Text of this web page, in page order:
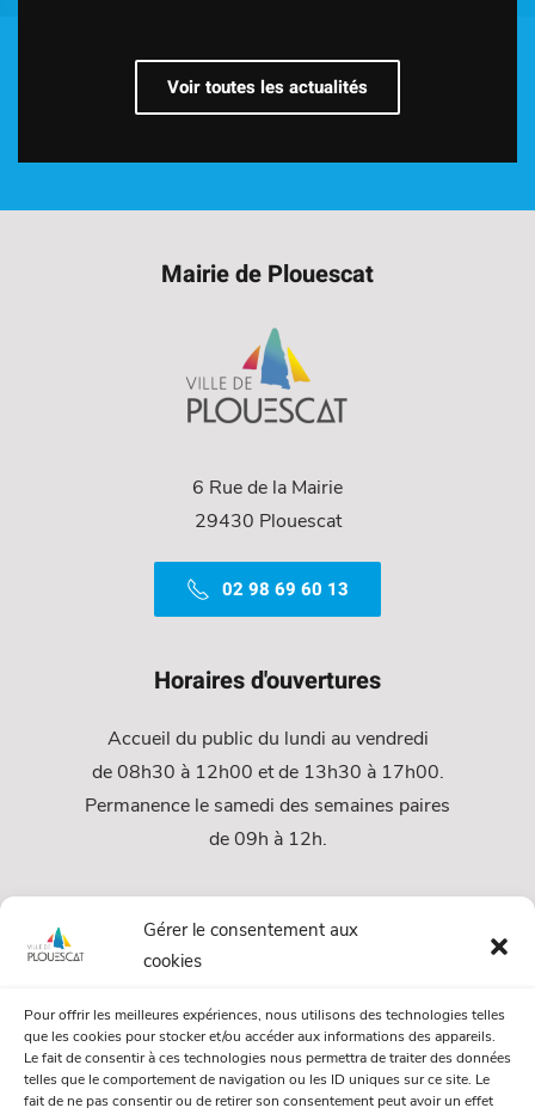
Gérer le consentement aux
cookies
Pour offrir les meilleures expériences, nous utilisons des technologies telles
que les cookies pour stocker et/ou accéder aux informations des appareils.
Le fait de consentir à ces technologies nous permettra de traiter des données
telles que le comportement de navigation ou les ID uniques sur ce site. Le
fait de ne pas consentir ou de retirer son consentement peut avoir un effet
Voir toutes les actualités
Mairie de Plouescat
6 Rue de la Mairie
29430 Plouescat
02 98 69 60 13
Horaires d'ouvertures
Accueil du public du lundi au vendredi
de 08h30 à 12h00 et de 13h30 à 17h00.
Permanence le samedi des semaines paires
de 09h à 12h.
Services
Urbanisme
Papiers et citoyenneté